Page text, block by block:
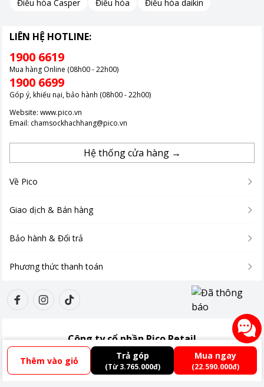
động tinh chỉnh độ sáng, màu sắc, độ tương phản cũng như âm
xem phim, thể thao hay giải trí hằng ngày trở nên sống động và
*Hình ảnh chỉ mang tính chất minh họa
Thêm vào giỏ Trả góp
(Từ 3.765.000đ)
Mua ngay
(22.590.000đ)
Điều hòa Casper
Điều hòa Điều hòa daikin
LIÊN HỆ HOTLINE:
1900 6619
Mua hàng Online (08h00 - 22h00)
1900 6699
Góp ý, khiếu nại, bảo hành (08h00 - 22h00)
Website: www.pico.vn
Email: chamsockhachhang@pico.vn
Hệ thống cửa hàng →
Về Pico
Giao dịch & Bán hàng
Bảo hành & Đổi trả
Phương thức thanh toán
Công ty cổ phần Pico Retail
Giấy ĐKKD: 0110485438
Địa chỉ:Tầng 3, Tòa nhà Xuân Thủy, số 173, đường Xuân Thủy, Phường Cầu
Giấy, Thành phố Hà Nội, Việt Nam